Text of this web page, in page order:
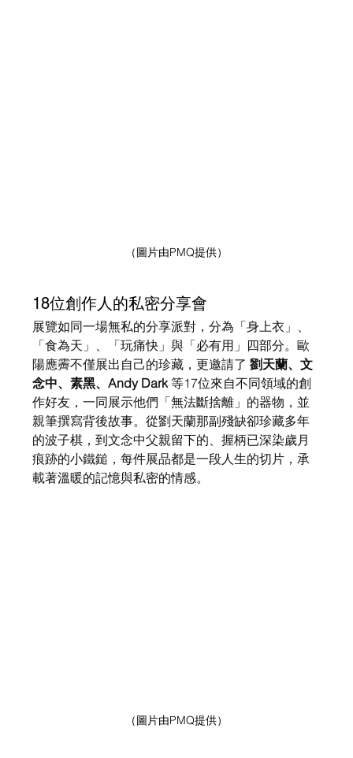
（圖片由PMQ提供）
18位創作人的私密分享會
展覽如同一場無私的分享派對，分為「身上衣」、
「食為天」、「玩痛快」與「必有用」四部分。歐
陽應霽不僅展出自己的珍藏，更邀請了 劉天蘭、文
念中、素黑、Andy Dark 等17位來自不同領域的創
作好友，一同展示他們「無法斷捨離」的器物，並
親筆撰寫背後故事。從劉天蘭那副殘缺卻珍藏多年
的波子棋，到文念中父親留下的、握柄已深染歲月
痕跡的小鐵鎚，每件展品都是一段人生的切片，承
載著溫暖的記憶與私密的情感。
（圖片由PMQ提供）